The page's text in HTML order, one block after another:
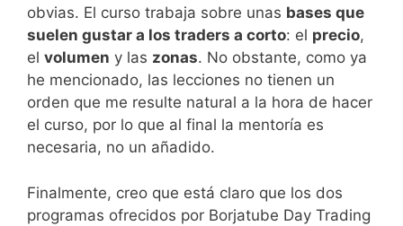
obvias. El curso trabaja sobre unas bases que
suelen gustar a los traders a corto: el precio,
el volumen y las zonas. No obstante, como ya
he mencionado, las lecciones no tienen un
orden que me resulte natural a la hora de hacer
el curso, por lo que al final la mentoría es
necesaria, no un añadido.
Finalmente, creo que está claro que los dos
programas ofrecidos por Borjatube Day Trading